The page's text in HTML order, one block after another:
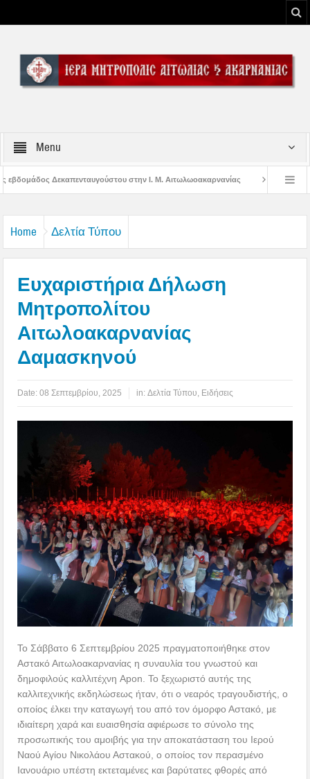
Menu
στην Ι. Μ. Αιτωλωοακαρνανίας Μήνυμα Σεβασμιωτάτου Μητροπολίτου
Home Δελτία Τύπου
Ευχαριστήρια Δήλωση
Μητροπολίτου
Αιτωλοακαρνανίας
Δαμασκηνού
Date:08 Σεπτεμβρίου, 2025 in:Δελτία Τύπου Ειδήσεις
Το Σάββατο 6 Σεπτεμβρίου 2025 πραγματοποιήθηκε στον
Αστακό Αιτωλοακαρνανίας η συναυλία του γνωστού και
δημοφιλούς καλλιτέχνη Apon. Το ξεχωριστό αυτής της
καλλιτεχνικής εκδηλώσεως ήταν, ότι ο νεαρός τραγουδιστής, ο
οποίος έλκει την καταγωγή του από τον όμορφο Αστακό, με
ιδιαίτερη χαρά και ευαισθησία αφιέρωσε το σύνολο της
προσωπικής του αμοιβής για την αποκατάσταση του Ιερού
Ναού Αγίου Νικολάου Αστακού, ο οποίος τον περασμένο
Ιανουάριο υπέστη εκτεταμένες και βαρύτατες φθορές από